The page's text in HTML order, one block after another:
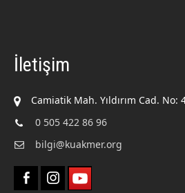
İletişim
Camiatik Mah. Yıldırım Cad. No:
0 505 422 86 96
bilgi@kuakmer.org